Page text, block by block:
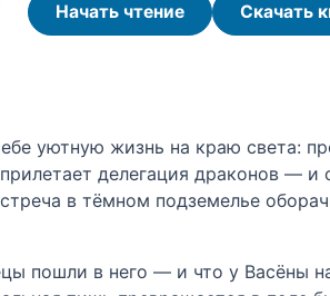
Начать чтение Скачать
уютную жизнь на краю света:
делегация драконов — и
в тёмном подземелье
пошли в него — и что у